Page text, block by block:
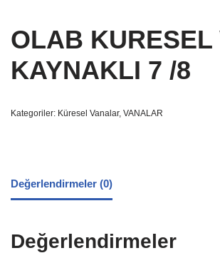
OLAB KURESEL
KAYNAKLI 7 /8
Kategoriler: Küresel Vanalar, VANALAR
Değerlendirmeler (0)
Değerlendirmeler